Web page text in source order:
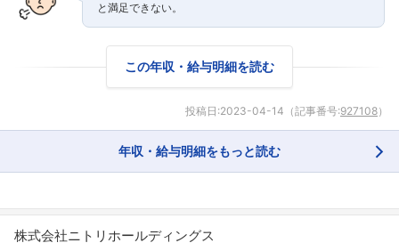
と満足できない。
この年収・給与明細を読む
投稿日:2023-04-14 （記事番号:927108）
年収・給与明細をもっと読む
株式会社ニトリホールディングス